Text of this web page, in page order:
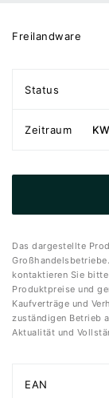
Freilandware
Status
Zeitraum
Das dargestellte
kontaktieren Sie
Produktpreise und
Kaufverträge und
zuständigen Betrieb
Aktualität und
EAN